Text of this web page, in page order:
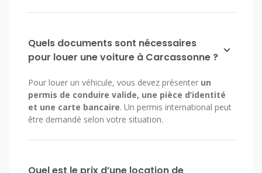
Quels documents sont nécessaires
pour louer une voiture à Carcassonne ?
Pour louer un véhicule, vous devez présenter un
permis de conduire valide, une pièce d’identité
et une carte bancaire. Un permis international peut
être demandé selon votre situation.
Quel est le prix d’une location de